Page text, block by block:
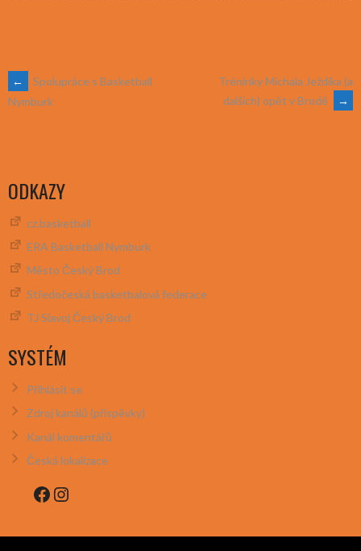
POST
←
Spolupráce s Basketball
Nymburk
Tréninky Michala Ježdíka (a
dalších) opět v Brodě
→
ODKAZY
cz.basketball
ERA Basketball Nymburk
Město Český Brod
Středočeská basketbalová federace
TJ Slavoj Český Brod
SYSTÉM
Přihlásit se
Zdroj kanálů (příspěvky)
Kanál komentářů
Česká lokalizace
Facebook
Instagram